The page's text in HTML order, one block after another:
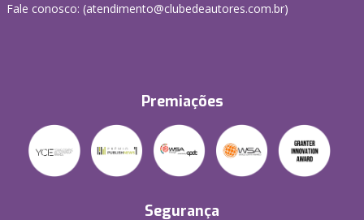
Fale conosco: (atendimento@clubedeautores.com.br)
Premiações
Segurança